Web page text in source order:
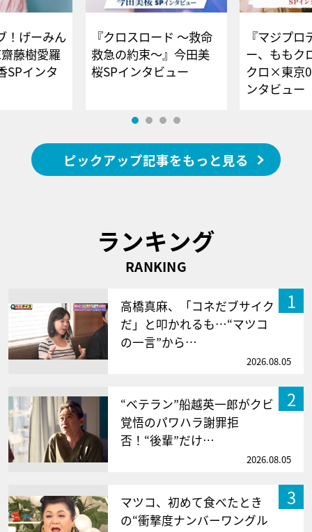
！げーみん
藤樹愛羅
SPインタ
『クロスロード ～救命
救急の約束～』今田美
桜SPインタビュー
『マジプロ
ー、ももク
クロ×東京
ンタビュー
ピックアップ記事をもっと見る
ランキング
RANKING
1
高橋真麻、「コネだブサイク
だ」と叩かれるも…“マツコ
の一言”から…
2026.08.05
2
“ベテラン”船越英一郎がクビ
覚悟のパワハラ謝罪拒
否！“後輩”だけ…
2026.08.05
3
マツコ、初めて食べたとき
の“衝撃度ナンバーワングル